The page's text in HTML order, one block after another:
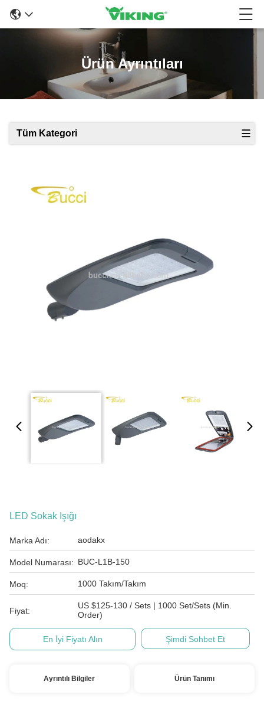
Ürün Ayrıntıları
Tüm Kategori
LED Sokak Işığı
Marka Adı: aodakx
Model Numarası: BUC-L1B-150
Moq: 1000 Takım/Takım
Fiyat:
US $125-130 / Sets | 1000 Set/Sets (Min.
Order)
En İyi Fiyatı Alın Şimdi Sohbet Et
Ayrıntılı Bilgiler Ürün Tanımı